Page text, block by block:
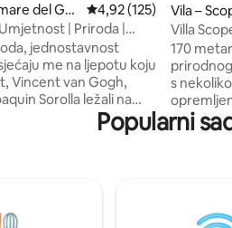
del Gol
Prosječna ocjena: 4,92/
4,92 (125)
| Priroda |
jednostavnost
me na ljepotu koju
Vincent van Gogh,
Sorolla ležali na
Sicilije, s prekrasnim
stare rukotvorine i
Vila –
Villa
privatna
170
s
vanjskim
udoban
doći
Popularni